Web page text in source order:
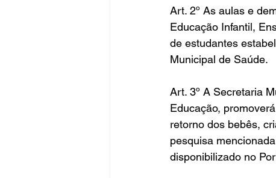
Art. 2º As aulas e
Educação Infantil,
de estudantes
Municipal de Saúde.
Art. 3º A Secretaria
Educação,
retorno dos bebês,
pesquisa
disponibilizado no